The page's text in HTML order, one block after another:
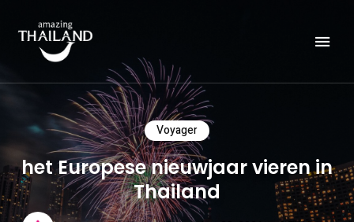
AMAZING THAILAND
Officiële website van de Toeristische Autoriteit van Thailand.
Voyager
het Europese nieuwjaar vieren in
Thailand